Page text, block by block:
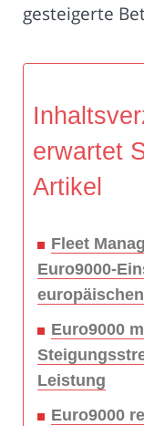
gesteigerte
erwartet
Artikel
Fleet
Euro9000-
Euro9000
Leistung
Euro9000